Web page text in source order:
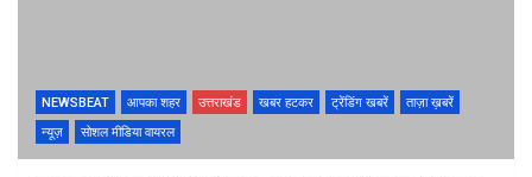
NEWSBEAT आपका शहर उत्तराखंड खबर हटकर ट्रेंडिंग खबरें
ताज़ा ख़बरें
न्यूज़
सोशल मीडिया वायरल